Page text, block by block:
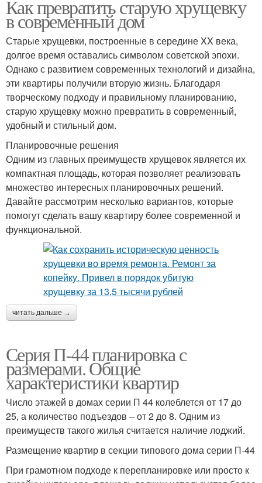
Как превратить старую хрущевку
в современный дом
Старые хрущевки, построенные в середине XX века,
долгое время оставались символом советской эпохи.
Однако с развитием современных технологий и дизайна,
эти квартиры получили вторую жизнь. Благодаря
творческому подходу и правильному планированию,
старую хрущевку можно превратить в современный,
удобный и стильный дом.
Планировочные решения
Одним из главных преимуществ хрущевок является их
компактная площадь, которая позволяет реализовать
множество интересных планировочных решений.
Давайте рассмотрим несколько вариантов, которые
помогут сделать вашу квартиру более современной и
функциональной.
читать дальше →
Серия П-44 планировка с
размерами. Общие
характеристики квартир
Число этажей в домах серии П 44 колеблется от 17 до
25, а количество подъездов – от 2 до 8. Одним из
преимуществ такого жилья считается наличие лоджий.
Размещение квартир в секции типового дома серии П-44
При грамотном подходе к перепланировке или просто к